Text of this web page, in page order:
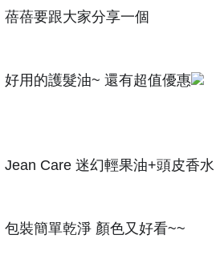
蓓蓓要跟大家分享一個
好用的護髮油~ 還有超值優惠
Jean Care 迷幻輕果油+頭皮香
包裝簡單乾淨 顏色又好看~~